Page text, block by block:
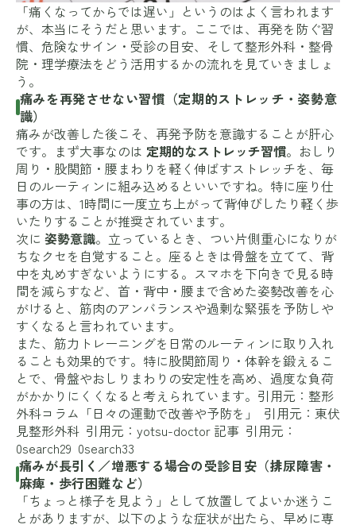
「痛くなってからでは遅い」というのはよく言われます
が、本当にそうだと思います。ここでは、再発を防ぐ習
慣、危険なサイン・受診の目安、そして整形外科・整骨
院・理学療法をどう活用するかの流れを見ていきましょ
う。
痛みを再発させない習慣（定期的ストレッチ・姿勢意
識）
痛みが改善した後こそ、再発予防を意識することが肝心
です。まず大事なのは 定期的なストレッチ習慣。おしり
周り・股関節・腰まわりを軽く伸ばすストレッチを、毎
日のルーティンに組み込めるといいですね。特に座り仕
事の方は、1時間に一度立ち上がって背伸びしたり軽く歩
いたりすることが推奨されています。
次に 姿勢意識。立っているとき、つい片側重心になりが
ちなクセを自覚すること。座るときは骨盤を立てて、背
中を丸めすぎないようにする。スマホを下向きで見る時
間を減らすなど、首・背中・腰まで含めた姿勢改善を心
がけると、筋肉のアンバランスや過剰な緊張を予防しや
すくなると言われています。
また、筋力トレーニングを日常のルーティンに取り入れ
ることも効果的です。特に股関節周り・体幹を鍛えるこ
とで、骨盤やおしりまわりの安定性を高め、過度な負荷
がかかりにくくなると考えられています。引用元：整形
外科コラム「日々の運動で改善や予防を」 引用元：東伏
見整形外科 引用元：yotsu-doctor 記事 引用元：
0search29 0search33
痛みが長引く／増悪する場合の受診目安（排尿障害・
麻痺・歩行困難など）
「ちょっと様子を見よう」として放置してよいか迷うこ
とがありますが、以下のような症状が出たら、早めに専